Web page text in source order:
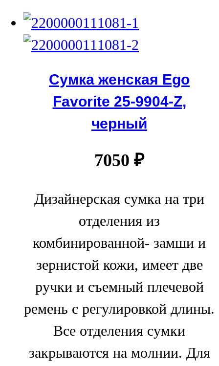
Сумка женская Ego
Favorite 25-9904-Z,
черный
7050 ₽
Дизайнерская сумка на три
отделения из
комбинированной- замши и
зернистой кожи, имеет две
ручки и съемный плечевой
ремень с регулировкой длины.
Все отделения сумки
закрываются на молнии. Для